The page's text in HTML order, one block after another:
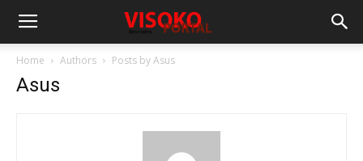
Home Authors Posts by Asus
Asus